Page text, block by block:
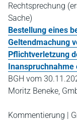
Rechtsprechung
Sache)
Bestellung eines
Geltendmachung
Pflichtverletzung
BGH vom
Moritz Beneke,
Kommentierung |